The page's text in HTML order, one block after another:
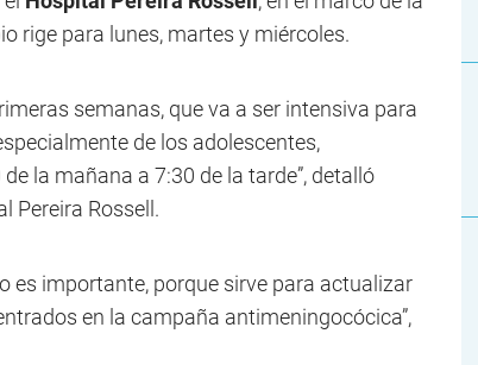
rige para lunes, martes y miércoles.
semanas, que va a ser intensiva para
de los adolescentes,
la mañana a 7:30 de la tarde”, detalló
Pereira Rossell.
es importante, porque sirve para actualizar
en la campaña antimeningocócica”,